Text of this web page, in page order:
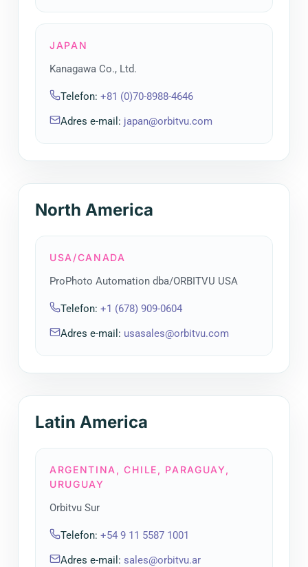
JAPAN
Kanagawa Co., Ltd.
Telefon: +81 (0)70-8988-4646
Adres e-mail : japan@orbitvu.com
North America
USA/CANADA
ProPhoto Automation dba/ORBITVU USA
Telefon: +1 (678) 909-0604
Adres e-mail : usasales@orbitvu.com
Latin America
ARGENTINA, CHILE, PARAGUAY,
URUGUAY
Orbitvu Sur
Telefon: +54 9 11 5587 1001
Adres e-mail : sales@orbitvu.ar